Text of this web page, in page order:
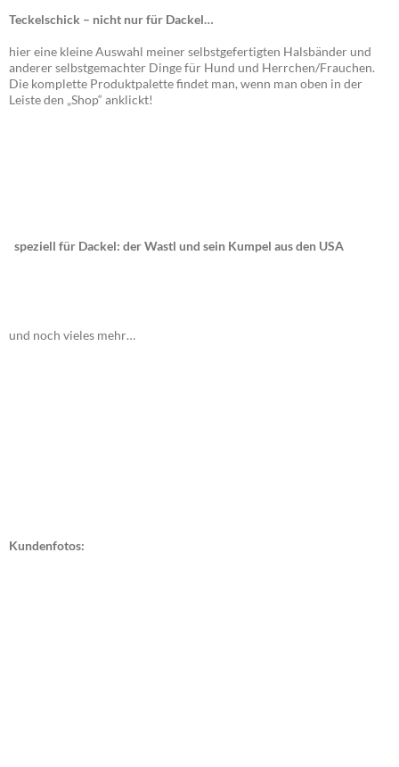
Teckelschick – nicht nur für Dackel…
hier eine kleine Auswahl meiner selbstgefertigten Halsbänder und
anderer selbstgemachter Dinge für Hund und Herrchen/Frauchen.
Die komplette Produktpalette findet man, wenn man oben in der
Leiste den „Shop“ anklickt!
speziell für Dackel: der Wastl und sein Kumpel aus den USA
und noch vieles mehr…
Kundenfotos: